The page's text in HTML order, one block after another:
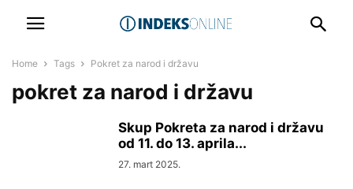
Home Tags Pokret za narod i državu
pokret za narod i državu
Skup Pokreta za narod i državu
od 11. do 13. aprila...
27. mart 2025.